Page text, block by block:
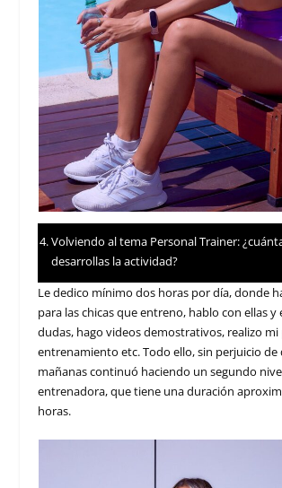
Volviendo al tema Personal Trainer:
desarrollas la actividad?
Le dedico mínimo dos horas por día, donde
para las chicas que entreno, hablo con ellas y
dudas, hago videos demostrativos, realizo
entrenamiento etc. Todo ello, sin perjuicio de
mañanas continuó haciendo un segundo
entrenadora, que tiene una duración
horas.